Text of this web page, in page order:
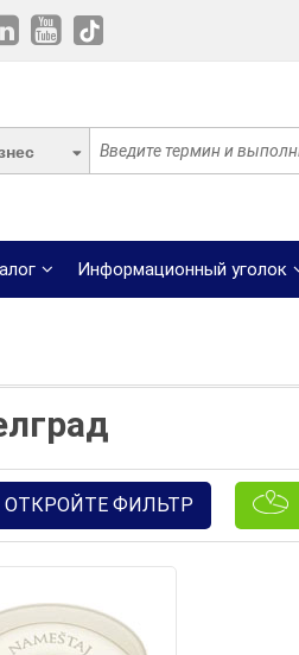
Информационный уголок
ОТКРОЙТЕ ФИЛЬТР